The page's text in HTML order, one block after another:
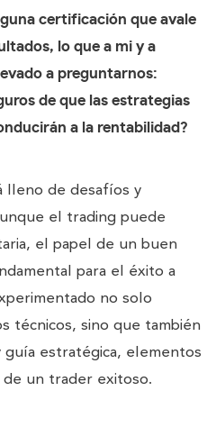
certificación que avale
lo que a mi y a
a preguntarnos:
de que las estrategias
a la rentabilidad?
lleno de desafíos y
el trading puede
el papel de un buen
para el éxito a
no solo
técnicos, sino que también
guía estratégica, elementos
un trader exitoso.